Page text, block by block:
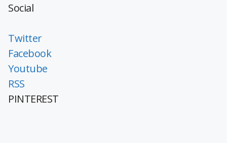
Social
Twitter
Facebook
Youtube
RSS
PINTEREST